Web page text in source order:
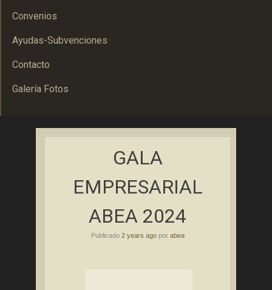
Convenios
Ayudas-Subvenciones
Contacto
Galería Fotos
ABEA
GALA
EMPRESARIAL
ABEA 2024
Publicado 2 years agopor abea